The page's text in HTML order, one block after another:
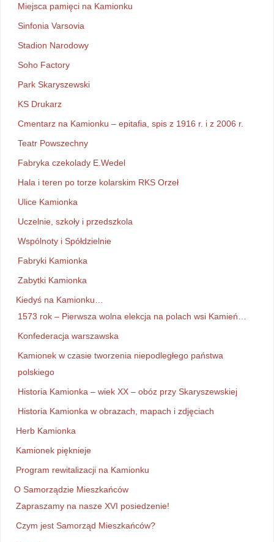
Miejsca pamięci na Kamionku
Sinfonia Varsovia
Stadion Narodowy
Soho Factory
Park Skaryszewski
KS Drukarz
Cmentarz na Kamionku – epitafia, spis z 1916 r. i z 2006 r.
Teatr Powszechny
Fabryka czekolady E.Wedel
Hala i teren po torze kolarskim RKS Orzeł
Ulice Kamionka
Uczelnie, szkoły i przedszkola
Wspólnoty i Spółdzielnie
Fabryki Kamionka
Zabytki Kamionka
Kiedyś na Kamionku…
1573 rok – Pierwsza wolna elekcja na polach wsi Kamień…
Konfederacja warszawska
Kamionek w czasie tworzenia niepodległego państwa
polskiego
Historia Kamionka – wiek XX – obóz przy Skaryszewskiej
Historia Kamionka w obrazach, mapach i zdjęciach
Herb Kamionka
Kamionek pięknieje
Program rewitalizacji na Kamionku
O Samorządzie Mieszkańców
Zapraszamy na nasze XVI posiedzenie!
Czym jest Samorząd Mieszkańców?